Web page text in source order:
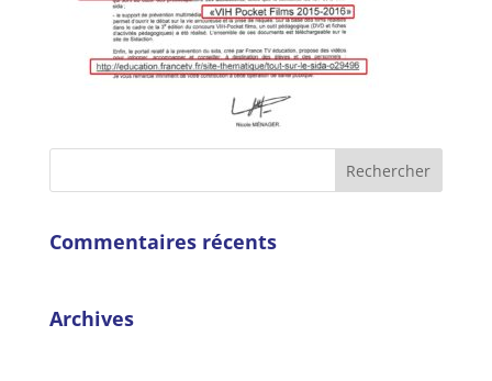
Commentaires récents
Archives